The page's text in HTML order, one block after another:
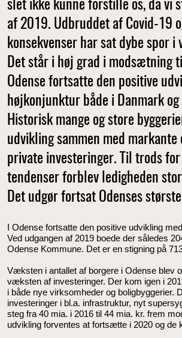
slet ikke kunne forstille os, da vi
af 2019. Udbruddet af Covid-19
konsekvenser har sat dybe spor i
Det står i høj grad i modsætning
Odense fortsatte den positive
højkonjunktur både i Danmark og
Historisk mange og store
udvikling sammen med markante
private investeringer. Til trods
tendenser forblev ledigheden
Det udgør fortsat Odenses
I Odense fortsatte den positive udvikling
Ved udgangen af 2019 boede der således
Odense Kommune. Det er en stigning på
Væksten i antallet af borgere i Odense blev
væksten af investeringer. Der kom igen i
i både nye virksomheder og boligbyggerier.
investeringer i bl.a. infrastruktur, nyt
steg fra 40 mia. i 2016 til 44 mia. kr. frem
udvikling forventes at fortsætte i 2020 og de